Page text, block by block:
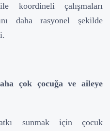
koordineli çalışmaları
daha rasyonel şekilde
çok çocuğa ve aileye
sunmak için çocuk